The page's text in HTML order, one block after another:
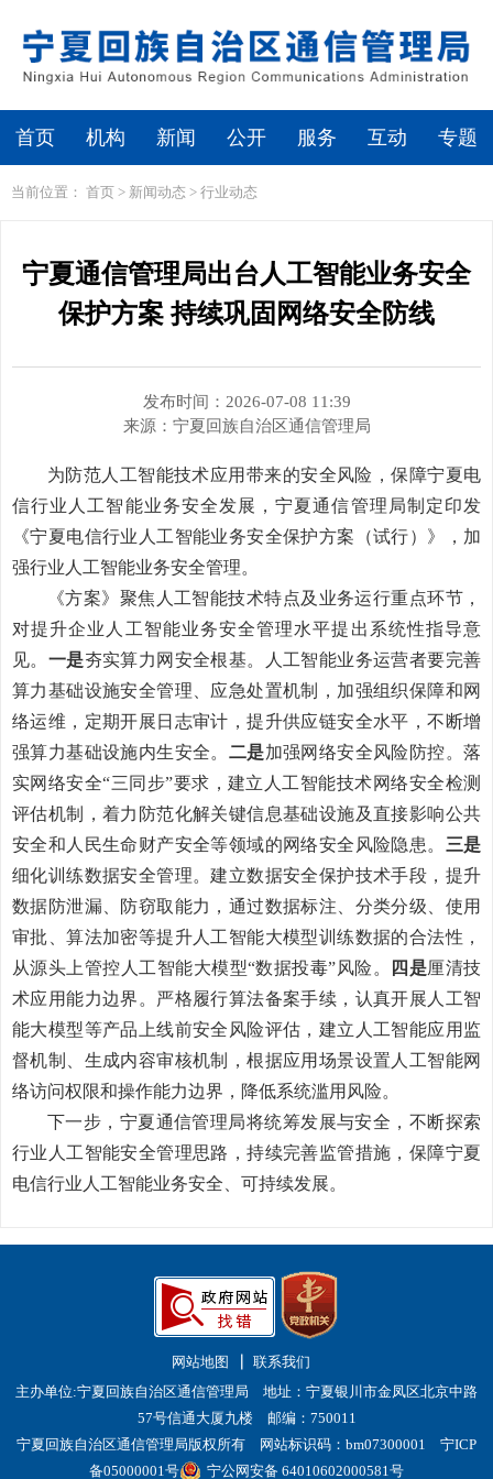
首页 机构 新闻 公开 服务 互动 专题
当前位置： 首页 > 新闻动态 > 行业动态
宁夏通信管理局出台人工智能业务安全
保护方案 持续巩固网络安全防线
发布时间：2026-07-08 11:39
来源： 宁夏回族自治区通信管理局
为防范人工智能技术应用带来的安全风险，保障宁夏电
信行业人工智能业务安全发展 ，宁夏通信管理局制定印发
《宁夏电信行业人工智能业务安全保护方案（试行）》， 加
强行业人工智能业务安全管理。
《方案》聚焦人工智能技术特点及业务运行重点环节，
对提升企业人工智能业务安全管理水平提出系统性指导意
见。 一是夯实算力网安全根基。人工智能业务运营者要完善
算力基础设施安全管理、应急处置机制，加强组织保障和网
络运维，定期开展日志审计，提升供应链安全水平，不断增
强算力基础设施内生安全。 二是加强网络安全风险防控。落
实网络安全“三同步”要求，建立人工智能技术网络安全检测
评估机制，着力防范化解关键信息基础设施及直接影响公共
安全和人民生命财产安全等领域的网络安全风险隐患。 三是
细化训练数据安全管理。建立数据安全保护技术手段，提升
数据防泄漏、防窃取能力， 通过数据标注、分类分级、使用
审批、算法加密等提升人工智能大模型训练数据的合法性，
从源头上管控人工智能大模型“数据投毒”风险。 四是厘清技
术应用能力边界。严格履行算法备案手续，认真开展人工智
能大模型等产品上线前安全风险评估，建立人工智能应用监
督机制、生成内容审核机制，根据应用场景设置人工智能网
络访问权限和操作能力边界，降低系统滥用风险。
下一步，宁夏通信管理局将统筹发展与安全，不断探索
行业人工智能安全管理思路，持续完善监管措施，保障宁夏
电信行业人工智能业务安全、可持续发展。
网站地图
联系我们
主办单位:宁夏回族自治区通信管理局 地址：宁夏银川市金凤区北京中路
57号信通大厦九楼 邮编：750011
宁夏回族自治区通信管理局版权所有 网站标识码：bm07300001 宁ICP
备05000001号
宁公网安备 64010602000581号